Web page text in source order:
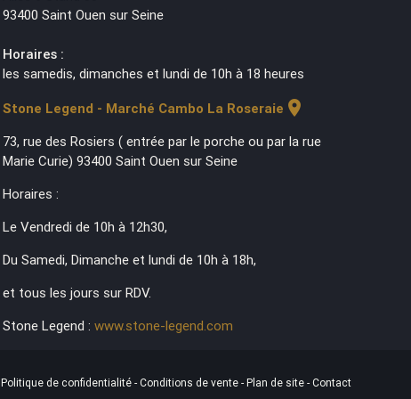
93400 Saint Ouen sur Seine
Horaires :
les samedis, dimanches et lundi de 10h à 18 heures
Stone Legend - Marché Cambo La Roseraie location_on
73, rue des Rosiers ( entrée par le porche ou par la rue
Marie Curie) 93400 Saint Ouen sur Seine
Horaires :
Le Vendredi de 10h à 12h30,
Du Samedi, Dimanche et lundi de 10h à 18h,
et tous les jours sur RDV.
Stone Legend : www.stone-legend.com
Politique de confidentialité - Conditions de vente - Plan de site - Contact